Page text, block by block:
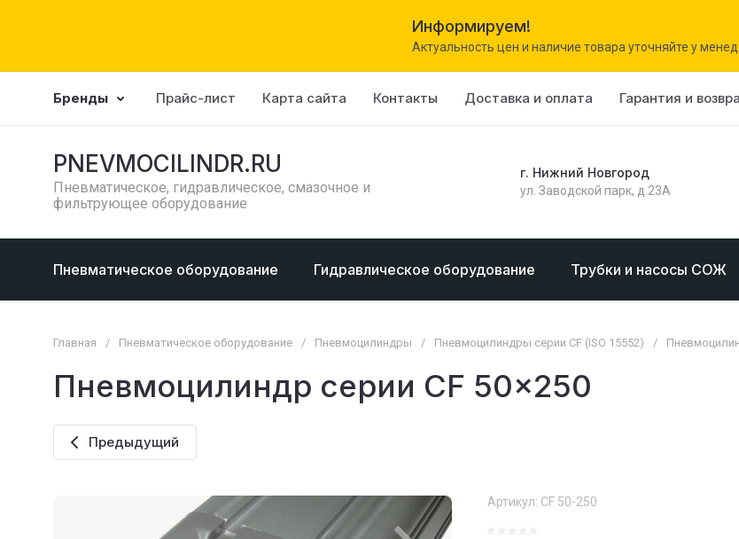
Информируем!
Актуальность цен и наличие товара уточняйте у
Бренды Прайс-лист Карта сайта Контакты Доставка и оплата Гарантия и
PNEVMOCILINDR.RU
Пневматическое, гидравлическое, смазочное и
фильтрующее оборудование
г. Нижний Новгород
ул. Заводской парк, д.23А
Пневматическое оборудование Гидравлическое оборудование Трубки и насосы СОЖ
Главная / Пневматическое оборудование / Пневмоцилиндры / Пневмоцилиндры серии CF (ISO 15552) /
Пневмоцилиндр серии CF 50x250
Предыдущий
Артикул: CF 50-250